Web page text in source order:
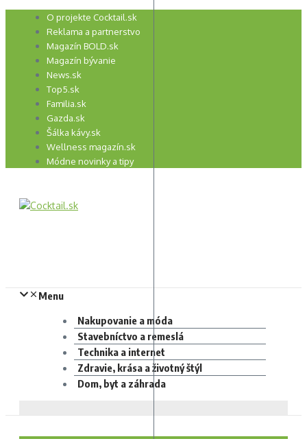
Preskočiť
O projekte Cocktail.sk
Reklama a partnerstvo
Magazín BOLD.sk
Magazín bývanie
News.sk
Top5.sk
Familia.sk
Gazda.sk
Šálka kávy.sk
Wellness magazín.sk
Módne novinky a tipy
Menu
Nakupovanie a móda
Stavebníctvo a remeslá
Technika a internet
Zdravie, krása a životný štýl
Dom, byt a záhrada